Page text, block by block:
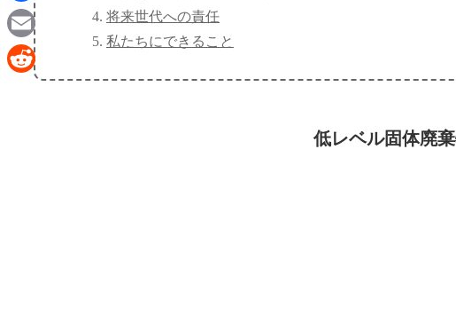
将来世代への責任
私たちにできること
低レベル固体廃
Facebook
Email